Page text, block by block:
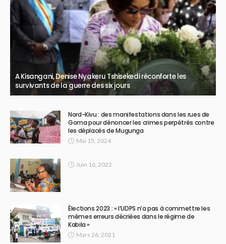
A Kisangani, Denise Nyakeru Tshisekedi réconforte les
survivants de la guerre des six jours
Nord-Kivu : des manifestations dans les rues de
Goma pour dénoncer les crimes perpétrés contre
les déplacés de Mugunga
Mai 15, 2024
Juin 16, 2022
Élections 2023 : « l’UDPS n’a pas à commettre les
mêmes erreurs décriées dans le régime de
Kabila »
Mars 26, 2021